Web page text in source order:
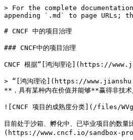
> For the complete
appending `.md` to page
# CNCF 中的项目治理
### CNCF中的项目治理
CNCF 根据“[鸿沟理论](https://
> “[鸿沟理论](https://
**，具有某种内在价值并能够**赢得非技术
![CNCF 项目的成熟度分类](/files/
目前处于沙箱、孵化中、已毕业项目的
(https://www.cncf.io/sandbox-